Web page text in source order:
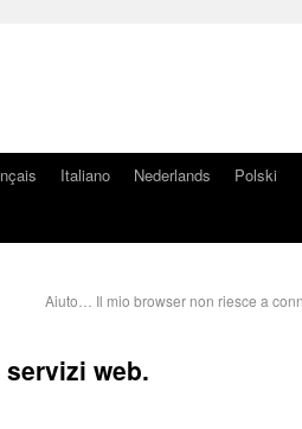
Italiano Nederlands Polski
Aiuto… Il mio browser non riesce a
web.